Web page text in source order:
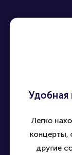
Удобная
Легко
концерты,
другие